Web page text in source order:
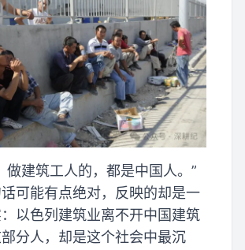
做建筑工人的，都是中国人。”
可能有点绝对，反映的却是一
以色列建筑业离不开中国建筑
分人，却是这个社会中最沉